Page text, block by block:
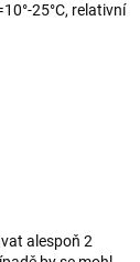
25°C, relativní
alespoň 2